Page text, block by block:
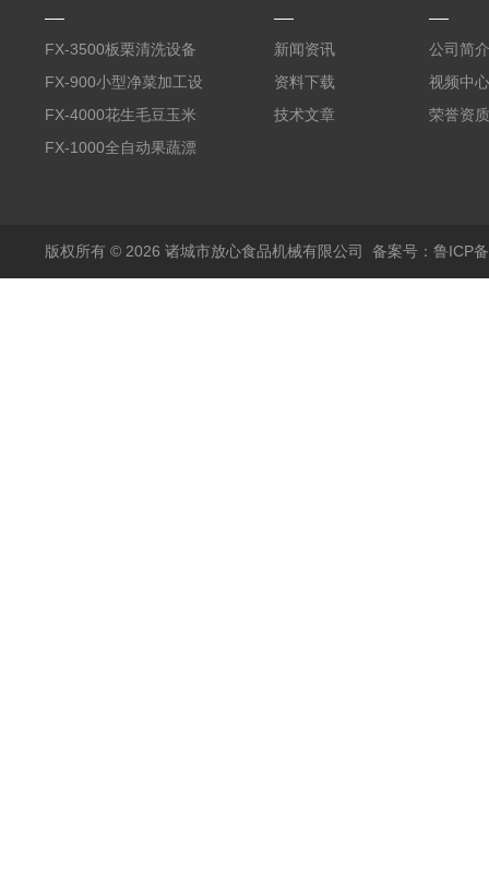
FX-3500板栗清洗设备
全自动气泡清洗机
FX-900小型净菜加工设
备野菜清洗机
FX-4000花生毛豆玉米
蒸煮漂烫机
FX-1000全自动果蔬漂
新闻资讯
资料下载
技术文章
公司简介
视频中心
荣誉资质
版权所有 © 2026 诸城市放心食品机械有限公司 备案号：鲁ICP